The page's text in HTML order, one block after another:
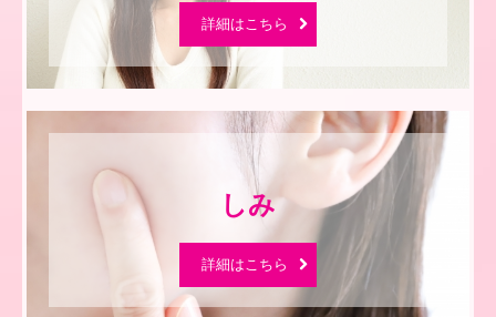
詳細はこちら
詳細はこちら